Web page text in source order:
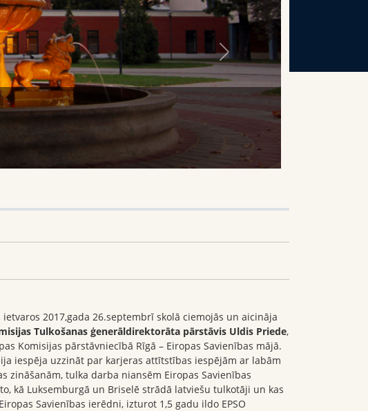
Next
2017,gada 26.septembrī skolā ciemojās un aicināja
Tulkošanas ģenerāldirektorāta pārstāvis Uldis Priede,
Komisijas pārstāvniecībā Rīgā – Eiropas Savienības mājā.
iespēja uzzināt par karjeras attītstības iespējām ar labām
zināšanām, tulka darba niansēm Eiropas Savienības
kā Luksemburgā un Briselē strādā latviešu tulkotāji un kas
Savienības ierēdni, izturot 1,5 gadu ildo EPSO